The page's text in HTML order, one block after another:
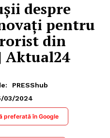
despre
pentru
din
Aktual24
PRESShub
03/2024
preferată în Google